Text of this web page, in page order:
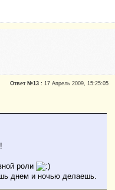
Ответ №13 :17 Апрель 2009, 15:25:05
роли
днем и ночью делаешь.